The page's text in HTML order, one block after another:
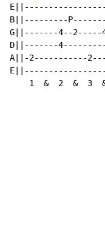
B||---------
G||-------4--
D||-------
A||-2-----------
1  &  2  &  3